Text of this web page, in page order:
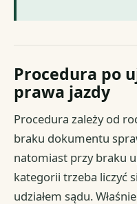
Procedura po
prawa jazdy
Procedura zależy od
braku dokumentu
natomiast przy braku
kategorii trzeba liczyć
udziałem sądu.